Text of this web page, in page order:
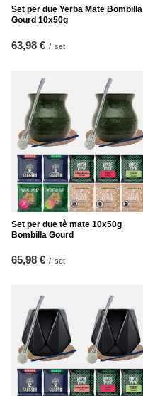
Set per due Yerba Mate Bombilla
Gourd 10x50g
63,98 € / set
Set per due tè mate 10x50g
Bombilla Gourd
65,98 € / set